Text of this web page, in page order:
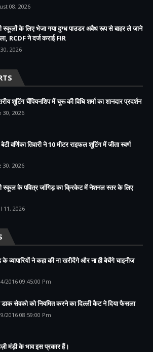
08, 2026
स्कूलों के लिए भेजा गया दुग्ध पाउडर अवैध रूप से बाहर ले जाने
RCDF ने दर्ज कराई FIR
2026
शूटिंग चैंपियनशिप में चूरू की विधि शर्मा का शानदार प्रदर्शन
30, 2026
वर्णिका तिवारी ने 10 मीटर राइफल शूटिंग में जीता स्वर्ण
30, 2026
स्कूल के पवित्र जांगिड़ का क्रिकेट में नेशनल स्तर के लिए
11, 2026
व्यापारियों ने कहा की ना खरीदेंगे और ना ही बेचेंगे चाइनीज
2016 09:45:00 Pm
डाक सेवको को नियमित करने का दिल्ली कैट ने दिया फैसला
2016 08:59:00 Pm
मंड़ी के भाव इस प्रकार हैं।